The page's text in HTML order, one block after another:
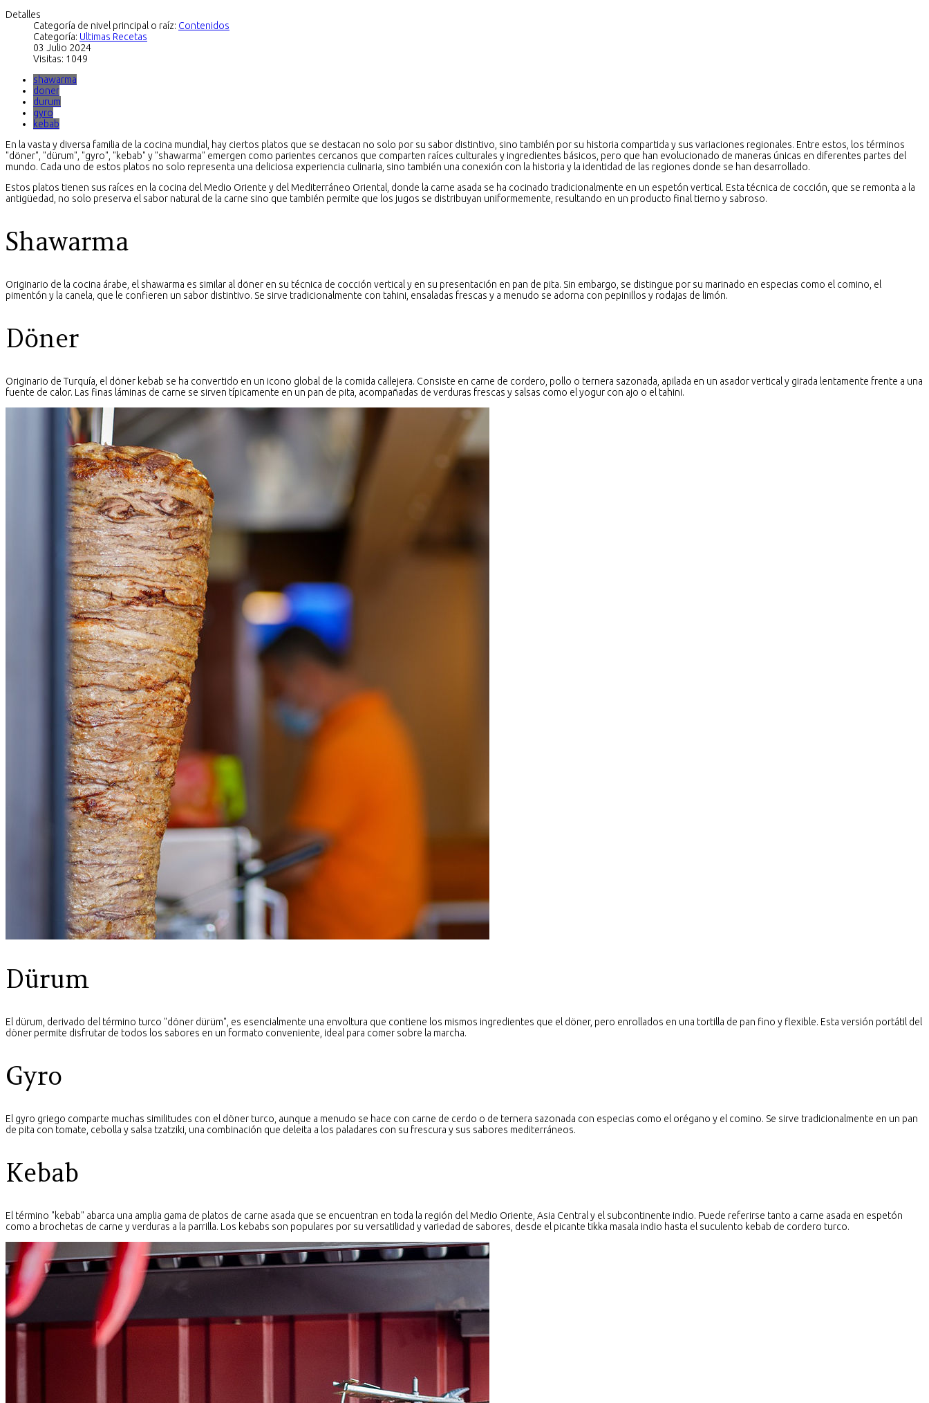
Detalles
Categoría de nivel principal o raíz: Contenidos
Categoría: Ultimas Recetas
03 Julio 2024
Visitas: 1049
shawarma
doner
durum
gyro
kebab
En la vasta y diversa familia de la cocina mundial, hay ciertos platos que se destacan no solo por su sabor distintivo, sino también por su historia compartida y sus variaciones regionales. Entre estos, los términos
"döner", "dürum", "gyro", "kebab" y "shawarma" emergen como parientes cercanos que comparten raíces culturales y ingredientes básicos, pero que han evolucionado de maneras únicas en diferentes partes del
mundo. Cada uno de estos platos no solo representa una deliciosa experiencia culinaria, sino también una conexión con la historia y la identidad de las regiones donde se han desarrollado.
Estos platos tienen sus raíces en la cocina del Medio Oriente y del Mediterráneo Oriental, donde la carne asada se ha cocinado tradicionalmente en un espetón vertical. Esta técnica de cocción, que se remonta a la
antigüedad, no solo preserva el sabor natural de la carne sino que también permite que los jugos se distribuyan uniformemente, resultando en un producto final tierno y sabroso.
Shawarma
Originario de la cocina árabe, el shawarma es similar al döner en su técnica de cocción vertical y en su presentación en pan de pita. Sin embargo, se distingue por su marinado en especias como el comino, el
pimentón y la canela, que le confieren un sabor distintivo. Se sirve tradicionalmente con tahini, ensaladas frescas y a menudo se adorna con pepinillos y rodajas de limón.
Döner
Originario de Turquía, el döner kebab se ha convertido en un icono global de la comida callejera. Consiste en carne de cordero, pollo o ternera sazonada, apilada en un asador vertical y girada lentamente frente a una
fuente de calor. Las finas láminas de carne se sirven típicamente en un pan de pita, acompañadas de verduras frescas y salsas como el yogur con ajo o el tahini.
Dürum
El dürum, derivado del término turco "döner dürüm", es esencialmente una envoltura que contiene los mismos ingredientes que el döner, pero enrollados en una tortilla de pan fino y flexible. Esta versión portátil del
döner permite disfrutar de todos los sabores en un formato conveniente, ideal para comer sobre la marcha.
Gyro
El gyro griego comparte muchas similitudes con el döner turco, aunque a menudo se hace con carne de cerdo o de ternera sazonada con especias como el orégano y el comino. Se sirve tradicionalmente en un pan
de pita con tomate, cebolla y salsa tzatziki, una combinación que deleita a los paladares con su frescura y sus sabores mediterráneos.
Kebab
El término "kebab" abarca una amplia gama de platos de carne asada que se encuentran en toda la región del Medio Oriente, Asia Central y el subcontinente indio. Puede referirse tanto a carne asada en espetón
como a brochetas de carne y verduras a la parrilla. Los kebabs son populares por su versatilidad y variedad de sabores, desde el picante tikka masala indio hasta el suculento kebab de cordero turco.